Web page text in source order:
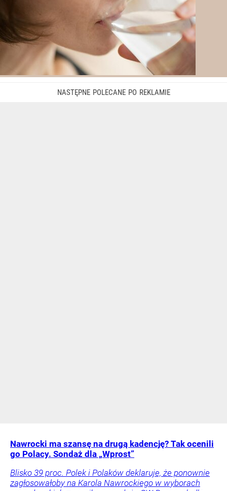
Nawrocki ma szansę na drugą kadencję? Tak ocenili
go Polacy. Sondaż dla „Wprost”
Blisko 39 proc. Polek i Polaków deklaruje, że ponownie
zagłosowałoby na Karola Nawrockiego w wyborach